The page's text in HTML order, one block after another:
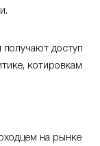
получают доступ
котировкам
на рынке